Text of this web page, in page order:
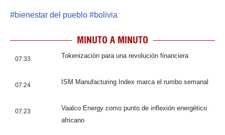
#bienestar del pueblo #bolivia
MINUTO A MINUTO
07:33 Tokenización para una revolución financiera
07:24 ISM Manufacturing Index marca el rumbo semanal
07:23
Vaalco Energy como punto de inflexión energético
africano